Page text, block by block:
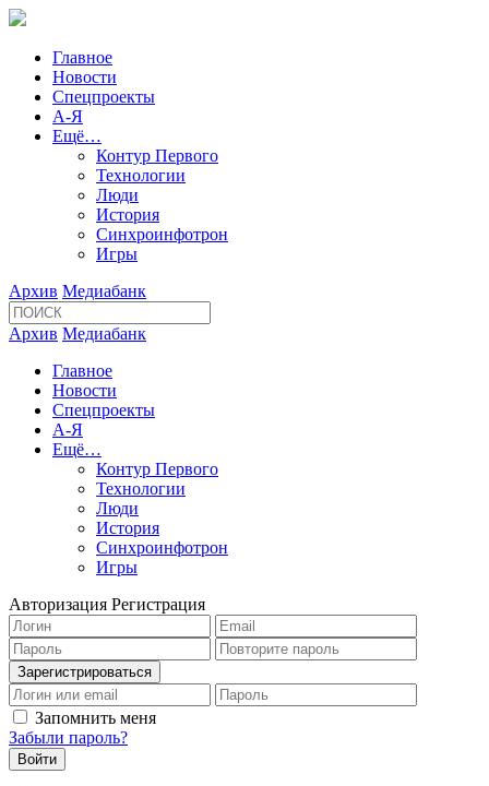
Главное
Новости
Спецпроекты
А-Я
Ещё…
Контур Первого
Технологии
Люди
История
Синхроинфотрон
Игры
Архив Медиабанк
Архив Медиабанк
Главное
Новости
Спецпроекты
А-Я
Ещё…
Контур Первого
Технологии
Люди
История
Синхроинфотрон
Игры
Авторизация Регистрация
Запомнить меня
Забыли пароль?